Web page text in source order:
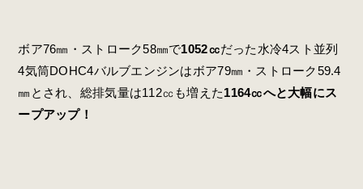
ボア76㎜・ストローク58㎜で1052㏄だった水冷4スト並列
4気筒DOHC4バルブエンジンはボア79㎜・ストローク59.4
㎜とされ、総排気量は112㏄も増えた1164㏄へと大幅にス
ープアップ！